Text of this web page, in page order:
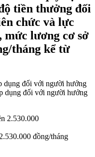
tiền thưởng đối
chức và lực
mức lương cơ sở
tháng kể từ
dụng đối với người hưởng
dụng đối với người hưởng
đồng/tháng